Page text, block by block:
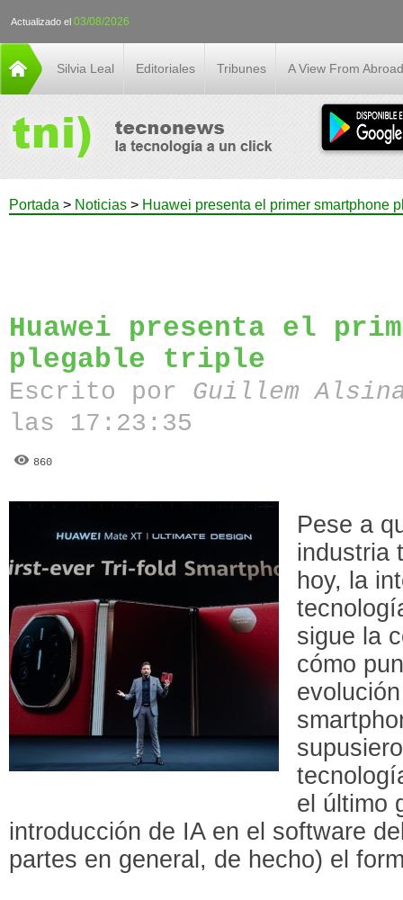
Actualizado el 03/08/2026
Silvia Leal Editoriales Tribunes A View From Abroad
Portada > Noticias > Huawei presenta el primer smartphone
Huawei presenta el
plegable triple
Escrito por Guillem
las 17:23:35
860
Pese a
industria
hoy, la
sigue la
cómo
el último
introducción de IA en el software
partes en general, de hecho) el